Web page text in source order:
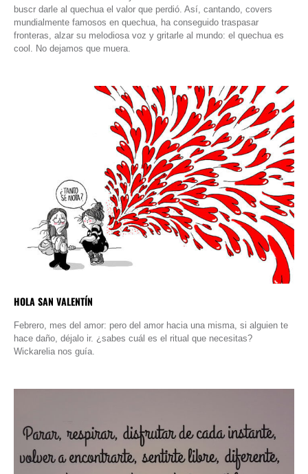
buscr darle al quechua el valor que perdió. Así, cantando, covers
mundialmente famosos en quechua, ha conseguido traspasar
fronteras, alzar su melodiosa voz y gritarle al mundo: el quechua es
cool. No dejamos que muera.
HOLA SAN VALENTÍN
Febrero, mes del amor: pero del amor hacia una misma, si alguien te
hace daño, déjalo ir. ¿sabes cuál es el ritual que necesitas?
Wickarelia nos guía.